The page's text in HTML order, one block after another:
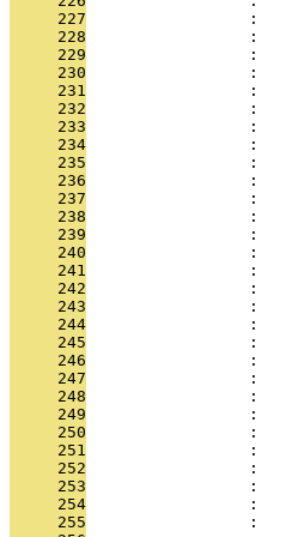
     227
:
     228
:
     229
:
     230
:
     231
:
     232
:
     233
:
     234
:
     235
:
     236
:
     237
:
     238
:
     239
:
     240
:
     241
:
     242
:
     243
:
     244
:
     245
:
     246
:
     247
:
     248
:
     249
:
     250
:
     251
:
     252
:
     253
:
     254
:
     255
: